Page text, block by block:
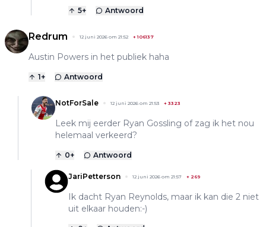
5+ Antwoord
Redrum 12 juni 2026 om 21:52 +106137
Austin Powers in het publiek haha
1+ Antwoord
NotForSale 12 juni 2026 om 21:53 + 3323
Leek mij eerder Ryan Gossling of zag ik het nou
helemaal verkeerd?
0+ Antwoord
JariPetterson 12 juni 2026 om 21:57 + 269
Ik dacht Ryan Reynolds, maar ik kan die 2 niet
uit elkaar houden:-)